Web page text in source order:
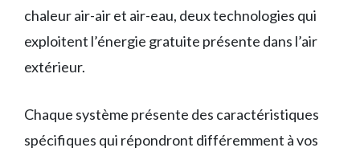
chaleur air-air et air-eau, deux technologies qui
exploitent l’énergie gratuite présente dans l’air
extérieur.
Chaque système présente des caractéristiques
spécifiques qui répondront différemment à vos